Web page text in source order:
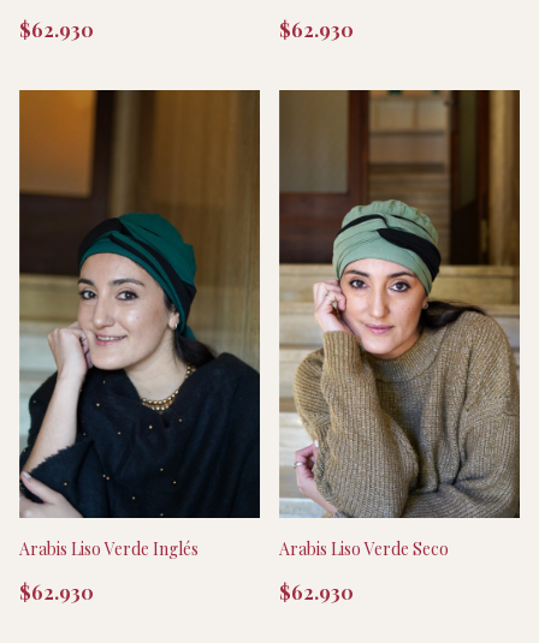
$62.930 $62.930
Arabis Liso Verde Inglés
$62.930
Arabis Liso Verde Seco
$62.930